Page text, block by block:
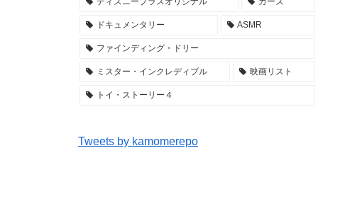
ドキュメンタリー ASMR
ファインディング・ドリー
ミスター・インクレディブル 映画リスト
トイ・ストーリー４
Tweets by kamomerepo